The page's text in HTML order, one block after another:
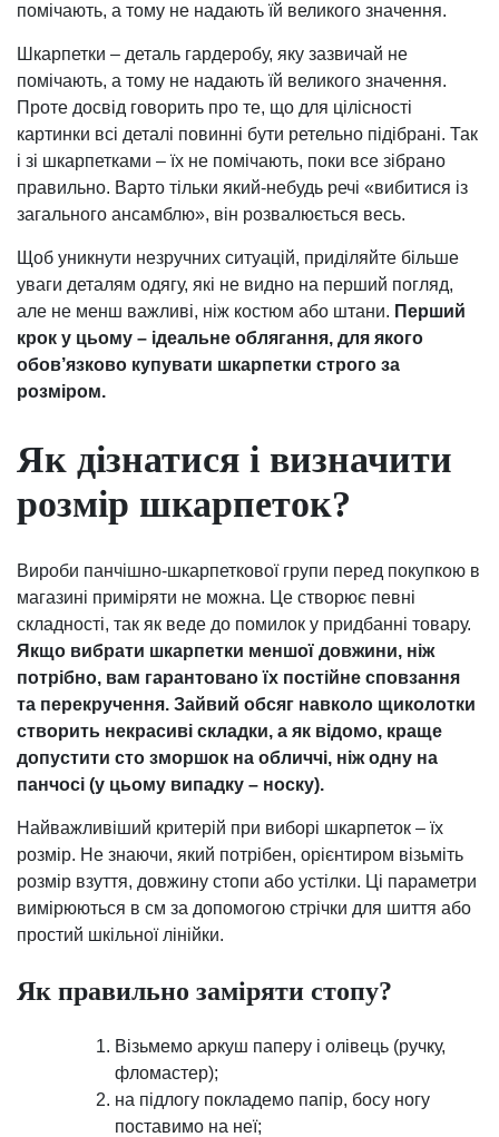
помічають, а тому не надають їй великого значення.
Шкарпетки – деталь гардеробу, яку зазвичай не
помічають, а тому не надають їй великого значення.
Проте досвід говорить про те, що для цілісності
картинки всі деталі повинні бути ретельно підібрані. Так
і зі шкарпетками – їх не помічають, поки все зібрано
правильно. Варто тільки який-небудь речі «вибитися із
загального ансамблю», він розвалюється весь.
Щоб уникнути незручних ситуацій, приділяйте більше
уваги деталям одягу, які не видно на перший погляд,
але не менш важливі, ніж костюм або штани. Перший
крок у цьому – ідеальне облягання, для якого
обов’язково купувати шкарпетки строго за
розміром.
Як дізнатися і визначити
розмір шкарпеток?
Вироби панчішно-шкарпеткової групи перед покупкою в
магазині приміряти не можна. Це створює певні
складності, так як веде до помилок у придбанні товару.
Якщо вибрати шкарпетки меншої довжини, ніж
потрібно, вам гарантовано їх постійне сповзання
та перекручення. Зайвий обсяг навколо щиколотки
створить некрасиві складки, а як відомо, краще
допустити сто зморшок на обличчі, ніж одну на
панчосі (у цьому випадку – носку).
Найважливіший критерій при виборі шкарпеток – їх
розмір. Не знаючи, який потрібен, орієнтиром візьміть
розмір взуття, довжину стопи або устілки. Ці параметри
вимірюються в см за допомогою стрічки для шиття або
простий шкільної лінійки.
Як правильно заміряти стопу?
Візьмемо аркуш паперу і олівець (ручку,
фломастер);
на підлогу покладемо папір, босу ногу
поставимо на неї;